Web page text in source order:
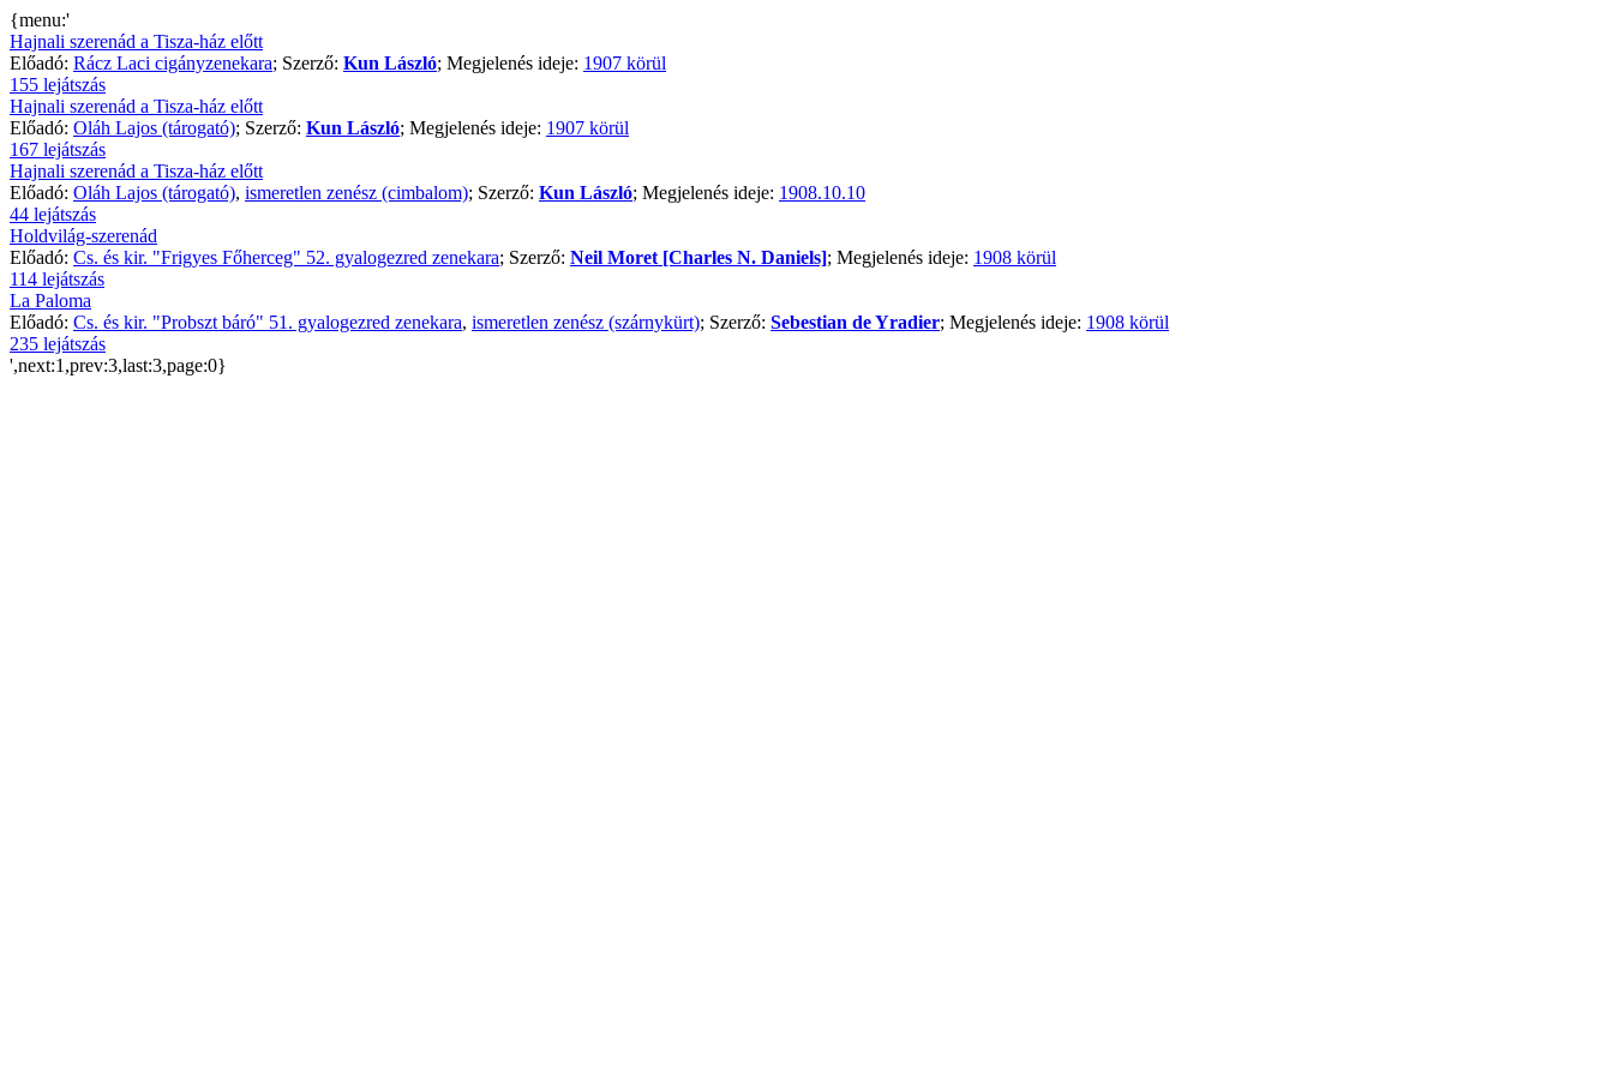
{menu:'
Hajnali szerenád a Tisza-ház előtt
Előadó: Rácz Laci cigányzenekara; Szerző: Kun László; Megjelenés ideje: 1907 körül
155 lejátszás
Hajnali szerenád a Tisza-ház előtt
Előadó: Oláh Lajos (tárogató); Szerző: Kun László; Megjelenés ideje: 1907 körül
167 lejátszás
Hajnali szerenád a Tisza-ház előtt
Előadó: Oláh Lajos (tárogató), ismeretlen zenész (cimbalom); Szerző: Kun László; Megjelenés ideje: 1908.10.10
44 lejátszás
Holdvilág-szerenád
Előadó: Cs. és kir. "Frigyes Főherceg" 52. gyalogezred zenekara; Szerző: Neil Moret [Charles N. Daniels]; Megjelenés ideje: 1908 körül
114 lejátszás
La Paloma
Előadó: Cs. és kir. "Probszt báró" 51. gyalogezred zenekara, ismeretlen zenész (szárnykürt); Szerző: Sebestian de Yradier; Megjelenés ideje: 1908 körül
235 lejátszás
',next:1,prev:3,last:3,page:0}